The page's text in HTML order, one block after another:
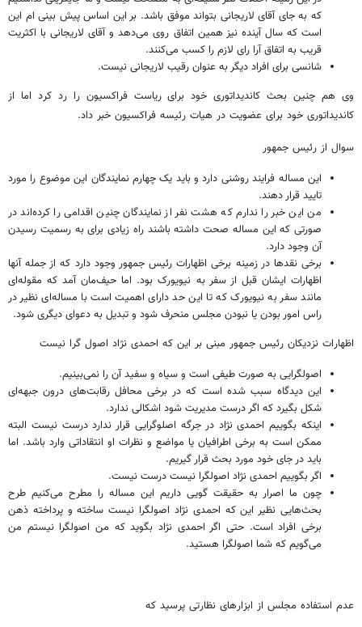
که به جای آقای لاریجانی بتواند موفق باشد. بر این اساس پیش بینی ‌ام این
است که سال آینده نیز همین اتفاق روی می‌دهد و آقای لاریجانی با اکثریت
قریب به اتفاق آرا رای لازم را کسب می‌کنند.
شانسی برای افراد دیگر به عنوان رقیب لاریجانی نیست.
وی هم چنین بحث کاندیداتوری خود برای ریاست فراکسیون را رد کرد اما از
کاندیداتوری خود برای عضویت در هیات رئیسه فراکسیون خبر داد.
سوال از رئیس جمهور
این مساله فرایند روشنی دارد و باید یک چهارم نمایندگان این موضوع را مورد
تایید قرار دهند.
من این خبر را ندارم که هشت نفر از نمایندگان چنین اقدامی را کرده‌اند در
صورتی که این مساله صحت داشته باشند راه زیادی برای به رسمیت رسیدن
آن وجود دارد.
برخی نقد‌ها در زمینه برخی اظهارات رئیس جمهور وجود دارد که از جمله آنها
اظهارات ایشان قبل از سفر به نیویورک بود. اما حیف‌مان آمد که مقوله‌ای
مانند سفر به نیویورک که تا این حد دارای اهمیت است با مساله‌ای نظیر در
راس امور بودن یا نبودن مجلس منحرف شود و تبدیل به دعوای دیگری شود.
اظهارات نزدیکان رئیس جمهور مبنی بر این که احمدی نژاد اصول گرا نیست
اصولگرایی به صورت طیفی است و سیاه و سفید آن را نمی‌بینیم.
این دیدگاه سبب شده است که در برخی محافل رقابت‌های درون جبهه‌ای
شکل بگیرد که اگر درست مدیریت شود اشکالی ندارد.
اینکه بگوییم احمدی نژاد در جرگه اصلوگرایی قرار ندارد درست نیست البته
ممکن است به برخی اطرافیان یا مواضع و نظرات او انتقاداتی وارد باشد. اما
باید در جای خود مورد بحث قرار گیریم.
اگر بگوییم احمدی نژاد اصولگرا نیست درست نیست.
چون ما اصرار به حقیقت گویی داریم این مساله را مطرح می‌کنیم طرح
بحث‌هایی نظیر این که احمدی نژاد اصولگرا نیست ساخته و پرداخته ذهن
برخی افراد است. حتی اگر احمدی نژاد بگوید که من اصولگرا نیستم من
می‌گویم که شما اصولگرا هستید.
عدم استفاده مجلس از ابزارهای نظارتی پرسید که